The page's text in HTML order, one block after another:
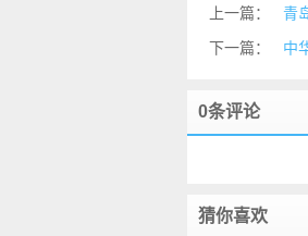
上一篇：
青
下一篇：
中
0条评论
猜你喜欢